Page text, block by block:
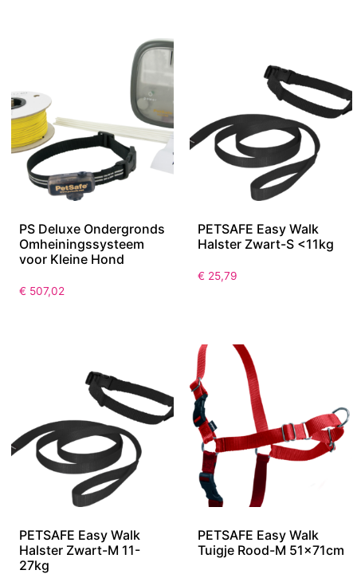
PS Deluxe Ondergronds
Omheiningssysteem
voor Kleine Hond
€ 507,02
PETSAFE Easy Walk
Halster Zwart-S <11kg
€ 25,79
PETSAFE Easy Walk
Halster Zwart-M 11-
27kg
PETSAFE Easy Walk
Tuigje Rood-M 51x71cm